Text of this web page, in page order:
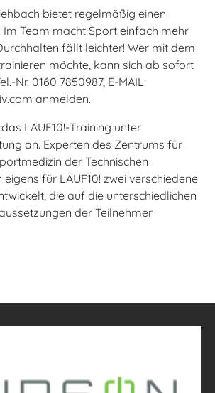
bietet regelmäßig einen
Im Team macht Sport einfach mehr
fällt leichter! Wer mit dem
möchte, kann sich ab sofort
Nr. 0160 7850987, E-MAIL:
anmelden.
LAUF10!-Training unter
an. Experten des Zentrums für
der Technischen
für LAUF10! zwei verschiedene
die auf die unterschiedlichen
der Teilnehmer